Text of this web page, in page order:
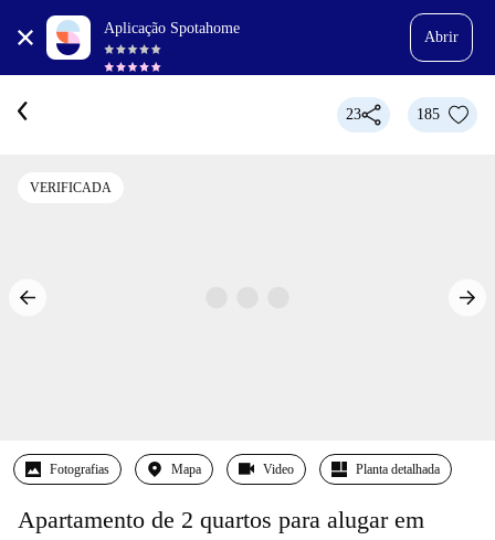
Aplicação Spotahome
Abrir
23 185
VERIFICADA
Fotografias Mapa Video Planta detalhada
Apartamento de 2 quartos para alugar em